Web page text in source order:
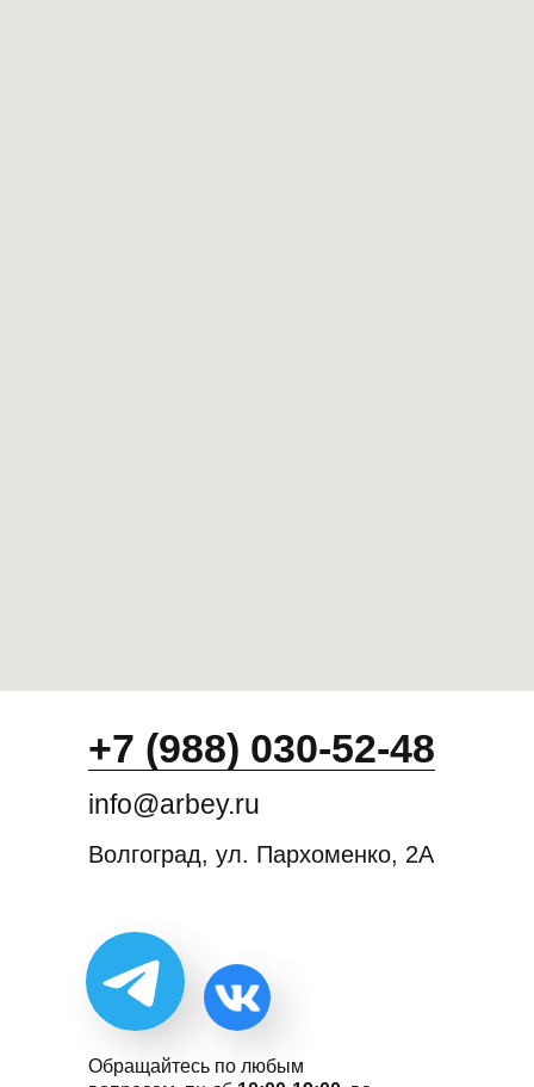
+7 (988) 030-52-48
info@arbey.ru
Обращайтесь по любым
Волгоград, ул. Пархоменко, 2А